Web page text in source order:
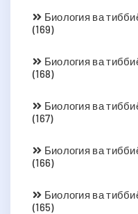
Биология ва
(169)
Биология ва
(168)
Биология ва
(167)
Биология ва
(166)
Биология ва
(165)